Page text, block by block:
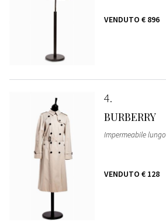
VENDUTO € 896
4
BURBERRY
Impermeabile lungo
VENDUTO € 128